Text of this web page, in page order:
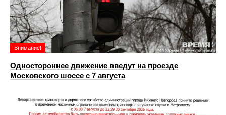
Внимание!
Одностороннее движение введут на проезде
Московского шоссе с 7 августа